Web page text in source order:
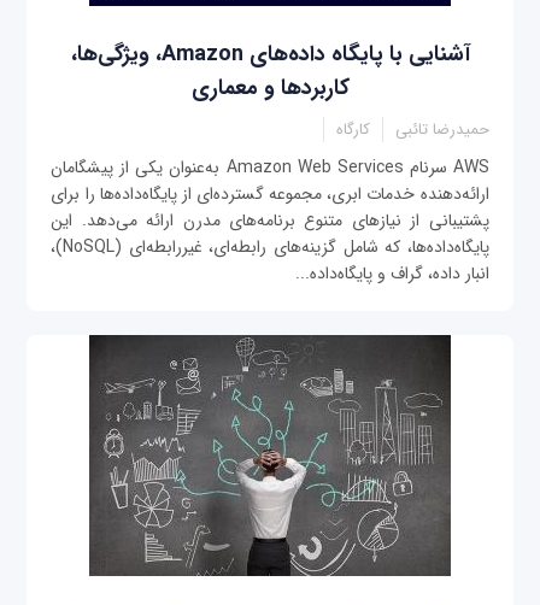
آشنایی با پایگاه ‌داده‌های Amazon، ویژگی‌ها،
کاربردها و معماری
حمیدرضا تائبی کارگاه
AWS سرنام Amazon Web Services به‌عنوان یکی از پیشگامان
ارائه‌دهنده خدمات ابری، مجموعه گسترده‌ای از پایگاه‌داده‌ها را برای
پشتیبانی از نیازهای متنوع برنامه‌های مدرن ارائه می‌دهد. این
پایگاه‌داده‌ها، که شامل گزینه‌های رابطه‌ای، غیررابطه‌ای (NoSQL)،
انبار داده، گراف و پایگاه‌داده‌...